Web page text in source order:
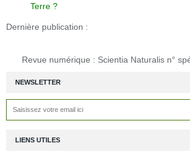
NEWSLETTER
Terre ?
Dernière publication :
Revue numérique : Scientia Naturalis n°
LIENS UTILES